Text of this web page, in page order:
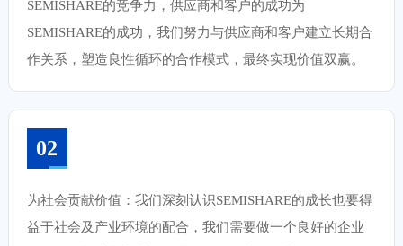
SEMISHARE的竞争力，供应商和客户的成功为
SEMISHARE的成功，我们努力与供应商和客户建立长期合
作关系，塑造良性循环的合作模式，最终实现价值双赢。
02
为社会贡献价值：我们深刻认识SEMISHARE的成长也要得
益于社会及产业环境的配合，我们需要做一个良好的企业